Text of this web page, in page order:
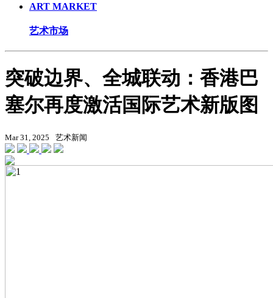
ART MARKET
艺术市场
突破边界、全城联动：香港巴
塞尔再度激活国际艺术新版图
Mar 31, 2025 艺术新闻